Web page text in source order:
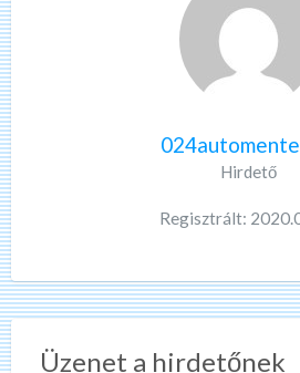
Hirdető
Regisztrált:
Üzenet a hirdetőnek